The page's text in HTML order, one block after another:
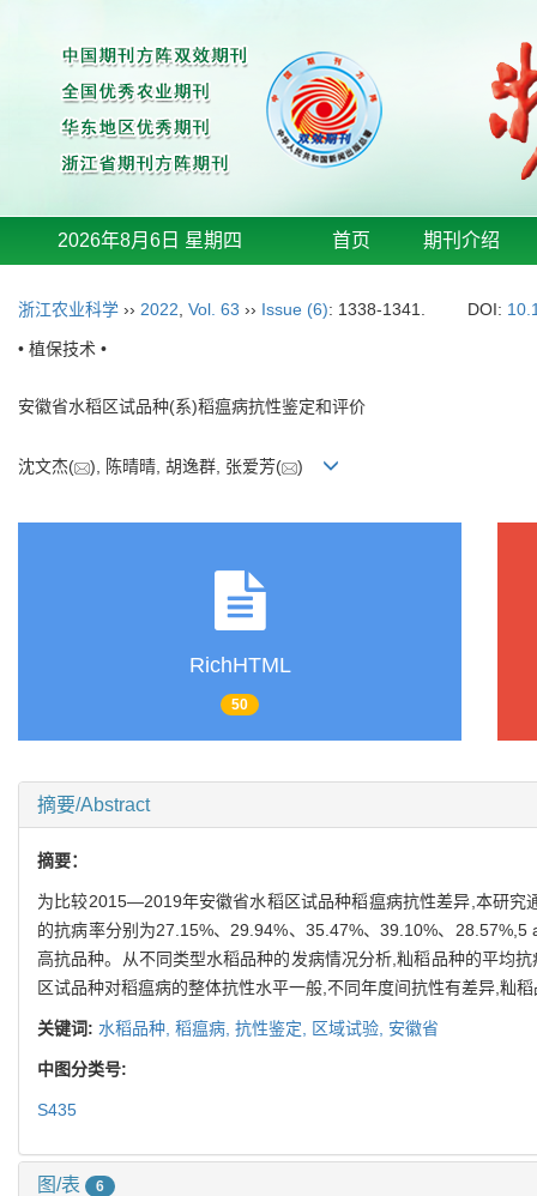
2026年8月6日 星期四 首页 期刊介绍
浙江农业科学 ›› 2022 Vol. 63 ›› Issue (6): 1338-1341. DOI:
• 植保技术 •
安徽省水稻区试品种(系)稻瘟病抗性鉴定和评价
沈文杰( ), 陈晴晴, 胡逸群, 张爱芳( )
RichHTML
50
摘要/Abstract
摘要：
为比较2015—2019年安徽省水稻区试品种稻瘟病抗性差异,本研
的抗病率分别为27.15%、29.94%、35.47%、39.10%、
高抗品种。从不同类型水稻品种的发病情况分析,籼稻品种的平均
区试品种对稻瘟病的整体抗性水平一般,不同年度间抗性有差异,籼
关键词: 水稻品种, 稻瘟病, 抗性鉴定, 区域试验, 安徽省
中图分类号:
S435
图/表 6